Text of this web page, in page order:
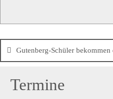
Gutenberg-Schüler
Termine